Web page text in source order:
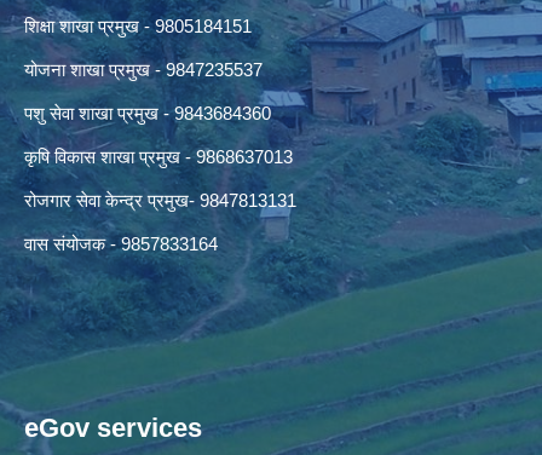
शिक्षा शाखा प्रमुख - 9805184151
योजना शाखा प्रमुख - 9847235537
पशु सेवा शाखा प्रमुख - 9843684360
कृषि विकास शाखा प्रमुख - 9868637013
रोजगार सेवा केन्द्र प्रमुख- 9847813131
वास संयोजक - 9857833164
eGov services